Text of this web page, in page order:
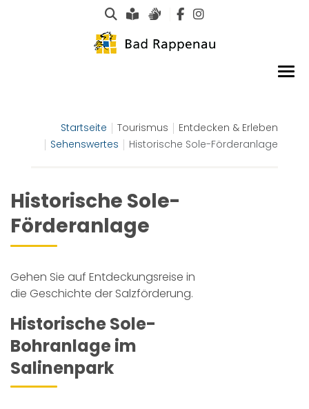
Suche
Leichte Sprache
Gebärdensprachen
Startseite Tourismus
Entdecken & Erleben
Sehenswertes
Historische Sole-Förderanlage
Historische Sole-
Förderanlage
Gehen Sie auf Entdeckungsreise in
die Geschichte der Salzförderung.
Historische Sole-
Bohranlage im
Salinenpark